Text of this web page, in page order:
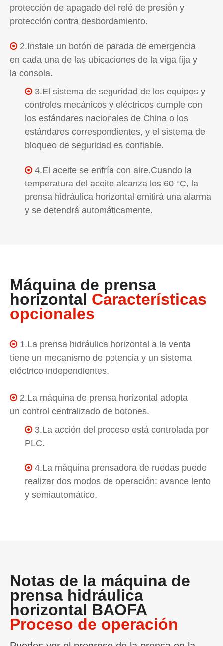
protección de apagado del relé de presión y
protección contra desbordamiento.
2.Instale un botón de parada de emergencia
en cada una de las ubicaciones de la viga fija y
la consola.
 3.El sistema de seguridad de los equipos y
controles mecánicos y eléctricos cumple con
los estándares nacionales de China o los
estándares correspondientes, y el sistema de
bloqueo de seguridad es confiable.
 4.El aceite se enfría con aire.Cuando la
temperatura del aceite alcanza los 60 °C, la
prensa hidráulica horizontal emitirá una alarma
y se detendrá automáticamente.
Máquina de prensa
horizontal Características
opcionales
 1.La prensa hidráulica horizontal a la venta
tiene un mecanismo de potencia y un sistema
eléctrico independientes.
2.La máquina de prensa horizontal adopta
un control centralizado de botones.
 3.La acción del proceso está controlada por
PLC.
 4.La máquina prensadora de ruedas puede
realizar dos modos de operación: avance lento
y semiautomático.
Notas de la máquina de
prensa hidráulica
horizontal BAOFA
Proceso de operación